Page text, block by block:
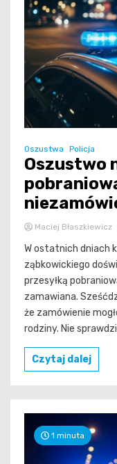
Oszustwa Policja
Oszustwo
Maciej Błaszkiewicz
W ostatnich dniach
ząbkowickiego
przesyłką
zamawiana.
że zamówienie
rodziny. Nie
Czytaj dalej
1 minuta